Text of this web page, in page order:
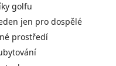
golfu
jen pro dospělé
prostředí